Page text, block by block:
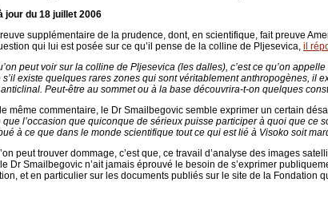
jour du 18 juillet 2006
supplémentaire de la prudence, dont, en scientifique, fait preuve
qui lui est posée sur ce qu’il pense de la colline de Pljesevica, il
peut voir sur la colline de Pljesevica (les dalles), c’est ce qu’on
s’il existe quelques rares zones qui sont véritablement anthropogènes, il
anticlinal. Peut-être au sommet ou à la base découvrira-t-on quelques
même commentaire, le Dr Smailbegovic semble exprimer un certain
que l’occasion que quiconque de sérieux puisse participer à quoi que ce
à ce que dans le monde scientifique tout ce qui est lié à Visoko soit
peut trouver dommage, c’est que, ce travail d’analyse des images
Dr Smailbegovic n’ait jamais éprouvé le besoin de s’exprimer
et en particulier sur les documents publiés sur le site de la Fondation